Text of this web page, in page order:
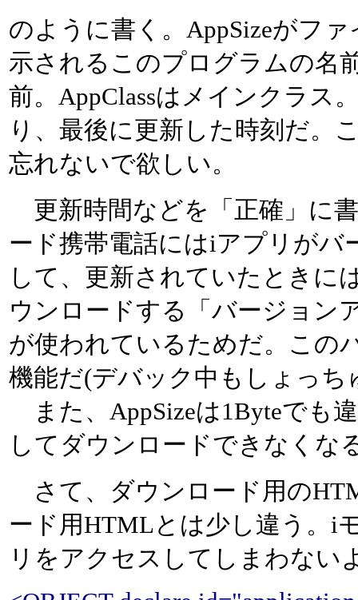
のように書く。AppSizeがフ
示されるこのプログラムの名
前。AppClassはメインクラス
り、最後に更新した時刻だ。
忘れないで欲しい。
更新時間などを「正確」に
ード携帯電話にはiアプリが
して、更新されていたときに
ウンロードする「バージョン
が使われているためだ。この
機能だ(デバック中もしょっ
また、AppSizeは1Byteでも
してダウンロードできなくな
さて、ダウンロード用の
ード用HTMLとは少し違う。i
リをアクセスしてしまわない